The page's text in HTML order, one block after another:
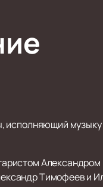
Тимофеев и